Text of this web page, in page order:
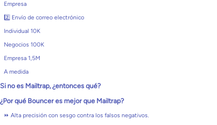
Empresa
2️⃣ Envío de correo electrónico
Individual 10K
Negocios 100K
Empresa 1,5M
A medida
Si no es Mailtrap, ¿entonces qué?
¿Por qué Bouncer es mejor que Mailtrap?
⏩ Alta precisión con sesgo contra los falsos negativos.